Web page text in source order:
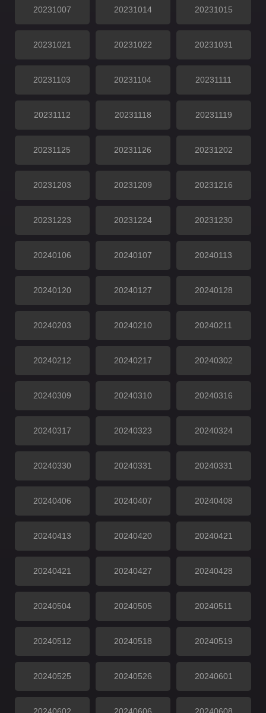
20231007 20231014 20231015
20231021 20231022 20231031
20231103 20231104 20231111
20231112 20231118 20231119
20231125 20231126 20231202
20231203 20231209 20231216
20231223 20231224 20231230
20240106 20240107 20240113
20240120 20240127 20240128
20240203 20240210 20240211
20240212 20240217 20240302
20240309 20240310 20240316
20240317 20240323 20240324
20240330 20240331 20240331
20240406 20240407 20240408
20240413 20240420 20240421
20240421 20240427 20240428
20240504 20240505 20240511
20240512 20240518 20240519
20240525 20240526 20240601